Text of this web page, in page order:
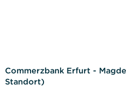
Commerzbank Erfurt -
Standort)